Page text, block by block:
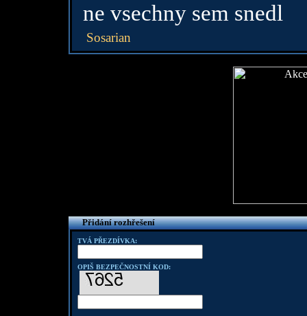
ne vsechny sem snedl
Sosarian
Přidání rozhřešení
TVÁ PŘEZDÍVKA:
OPIŠ BEZPEČNOSTNÍ KOD: